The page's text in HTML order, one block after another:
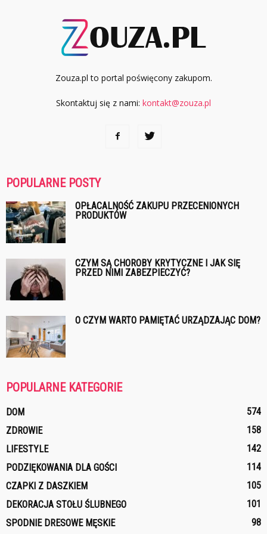
Zouza.pl to portal poświęcony zakupom.
Skontaktuj się z nami: kontakt@zouza.pl
POPULARNE POSTY
OPŁACALNOŚĆ ZAKUPU PRZECENIONYCH
PRODUKTÓW
CZYM SĄ CHOROBY KRYTYCZNE I JAK SIĘ
PRZED NIMI ZABEZPIECZYĆ?
O CZYM WARTO PAMIĘTAĆ URZĄDZAJĄC DOM?
POPULARNE KATEGORIE
DOM
574
ZDROWIE
158
LIFESTYLE
142
PODZIĘKOWANIA DLA GOŚCI
114
CZAPKI Z DASZKIEM
105
DEKORACJA STOŁU ŚLUBNEGO
101
SPODNIE DRESOWE MĘSKIE
98